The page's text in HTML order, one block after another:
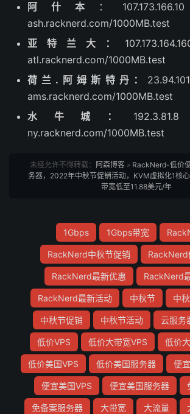
阿什本
：
ash.racknerd.com/1000MB.test
亚特兰大：
atl.racknerd.com/1000MB.test
荷兰.阿姆斯特丹：
ams.racknerd.com/1000MB.test
水牛城：
ny.racknerd.com/1000MB.test
未经允许不得转载： 阿森博客 » RackNerd-低价
务器，2022年中秋节促销活动，KVM虚拟化1核
带宽低至11.88美元/年
1Gbps 1Gbps带宽
RackNerd中秋节促销 RackNerd
RackNerd最新优惠 RackNerd
RackNerd最新活动 中秋节 中
中秋节促销 中秋节活动 云服务
低价VPS 低价大带宽VPS 低价
低价美国VPS 低价美国服务器 便宜
便宜美国VPS 便宜美国服务器
免备案服务器 大带宽 大流量